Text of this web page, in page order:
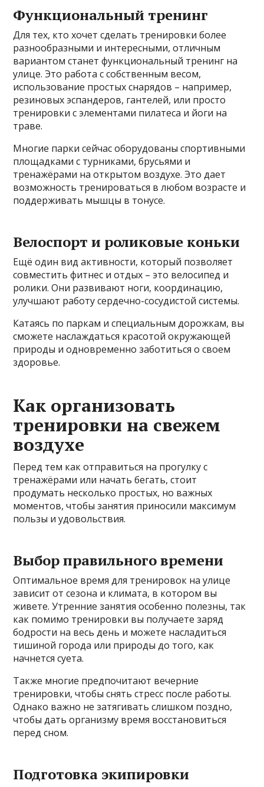
Функциональный тренинг
Для тех, кто хочет сделать тренировки более
разнообразными и интересными, отличным
вариантом станет функциональный тренинг на
улице. Это работа с собственным весом,
использование простых снарядов – например,
резиновых эспандеров, гантелей, или просто
тренировки с элементами пилатеса и йоги на
траве.
Многие парки сейчас оборудованы спортивными
площадками с турниками, брусьями и
тренажёрами на открытом воздухе. Это дает
возможность тренироваться в любом возрасте и
поддерживать мышцы в тонусе.
Велоспорт и роликовые коньки
Ещё один вид активности, который позволяет
совместить фитнес и отдых – это велосипед и
ролики. Они развивают ноги, координацию,
улучшают работу сердечно-сосудистой системы.
Катаясь по паркам и специальным дорожкам, вы
сможете наслаждаться красотой окружающей
природы и одновременно заботиться о своем
здоровье.
Как организовать
тренировки на свежем
воздухе
Перед тем как отправиться на прогулку с
тренажёрами или начать бегать, стоит
продумать несколько простых, но важных
моментов, чтобы занятия приносили максимум
пользы и удовольствия.
Выбор правильного времени
Оптимальное время для тренировок на улице
зависит от сезона и климата, в котором вы
живете. Утренние занятия особенно полезны, так
как помимо тренировки вы получаете заряд
бодрости на весь день и можете насладиться
тишиной города или природы до того, как
начнется суета.
Также многие предпочитают вечерние
тренировки, чтобы снять стресс после работы.
Однако важно не затягивать слишком поздно,
чтобы дать организму время восстановиться
перед сном.
Подготовка экипировки